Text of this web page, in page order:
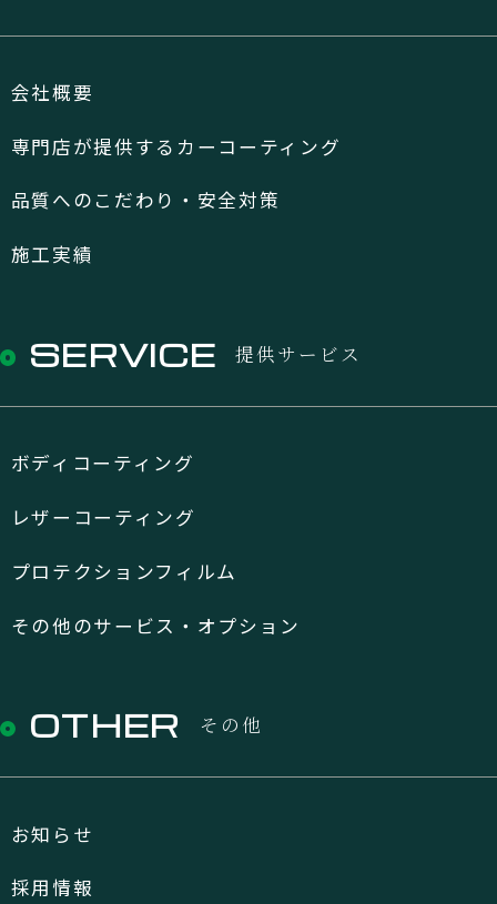
会社概要
専門店が提供するカーコーティング
品質へのこだわり・安全対策
施工実績
SERVICE 提供サービス
ボディコーティング
レザーコーティング
プロテクションフィルム
その他のサービス・オプション
OTHER その他
お知らせ
採用情報